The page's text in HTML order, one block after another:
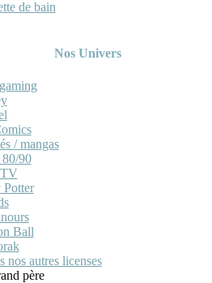
de bain
Nos Univers
/ mangas
90
TV
Ball
nos autres licenses
père